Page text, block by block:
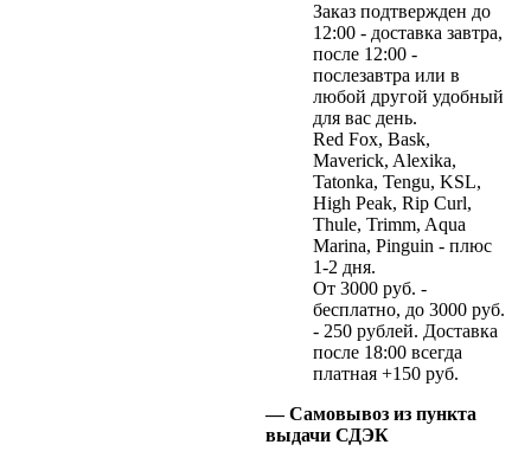
Заказ подтвержден до
12:00 - доставка завтра,
после 12:00 -
послезавтра или в
любой другой удобный
для вас день.
Red Fox, Bask,
Maverick, Alexika,
Tatonka, Tengu, KSL,
High Peak, Rip Curl,
Thule, Trimm, Aqua
Marina, Pinguin - плюс
1-2 дня.
От 3000 руб. -
бесплатно, до 3000 руб.
- 250 рублей. Доставка
после 18:00 всегда
платная +150 руб.
— Самовывоз из пункта
выдачи СДЭК